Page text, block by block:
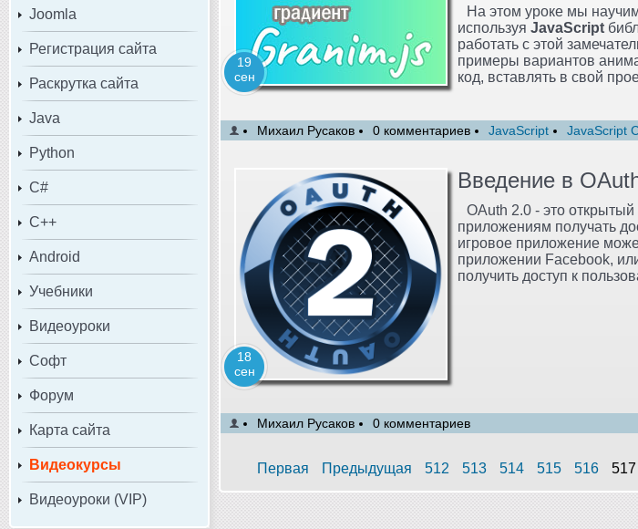
Joomla
Регистрация сайта
Раскрутка сайта
Java
Python
C#
C++
Android
Учебники
Видеоуроки
Софт
Форум
Карта сайта
Видеокурсы
Видеоуроки (VIP)
19
сен
На этом уроке мы
используя JavaScript
работать с этой
примеры вариантов
код, вставлять в свой
Михаил Русаков 0 комментариев JavaScript JavaScript
18
сен
Введение в
OAuth 2.0 - это
приложениям получать
игровое приложение
приложении Facebook,
получить доступ к
Михаил Русаков 0 комментариев
Первая Предыдущая 512 513 514 515 516 517